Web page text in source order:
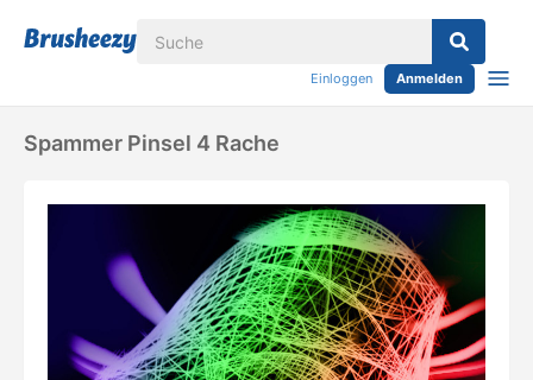
Einloggen Anmelden
Spammer Pinsel 4 Rache